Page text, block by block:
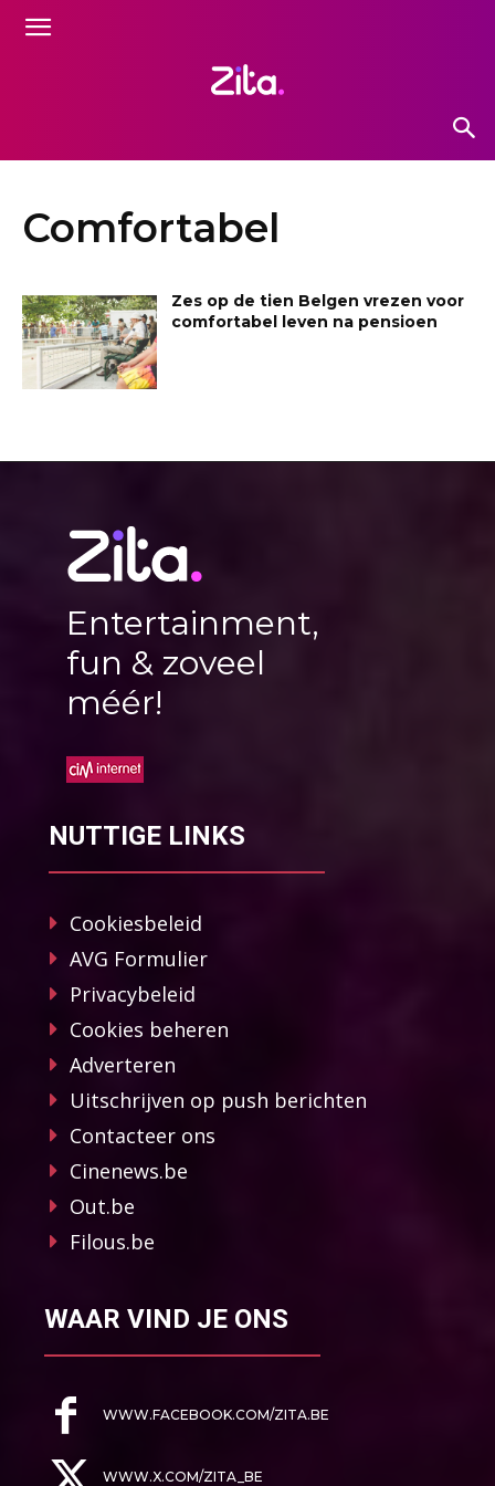
Comfortabel
Zes op de tien Belgen vrezen voor
comfortabel leven na pensioen
Entertainment,
fun & zoveel
méér!
NUTTIGE LINKS
Cookiesbeleid
AVG Formulier
Privacybeleid
Cookies beheren
Adverteren
Uitschrijven op push berichten
Contacteer ons
Cinenews.be
Out.be
Filous.be
WAAR VIND JE ONS
WWW.FACEBOOK.COM/ZITA.BE
WWW.X.COM/ZITA_BE